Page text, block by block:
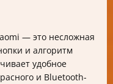
— это несложная
и алгоритм
удобное
и Bluetooth-